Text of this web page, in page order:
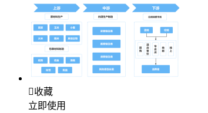
收藏
立即使用